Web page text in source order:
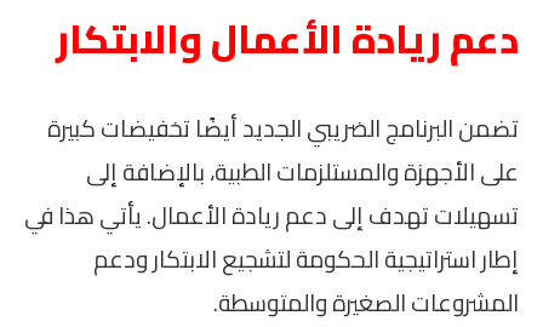
دعم ريادة الأعمال والابتكار
تضمن البرنامج الضريبي الجديد أيضًا تخفيضات كبيرة
على الأجهزة والمستلزمات الطبية، بالإضافة إلى
تسهيلات تهدف إلى دعم ريادة الأعمال. يأتي هذا في
إطار استراتيجية الحكومة لتشجيع الابتكار ودعم
المشروعات الصغيرة والمتوسطة.